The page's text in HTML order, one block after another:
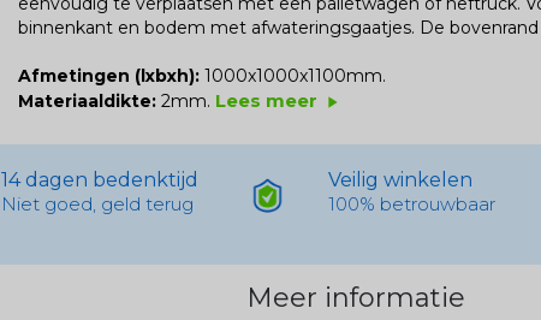
binnenkant en bodem met afwateringsgaatjes. De
Afmetingen (lxbxh):1000x1000x1100mm.
Materiaaldikte:2mm. Lees meer play_arrow
14 dagen bedenktijd
Niet goed, geld terug
Veilig winkelen
100% betrouwbaar
Meer informatie